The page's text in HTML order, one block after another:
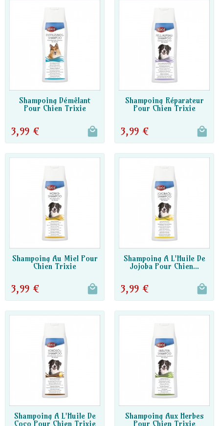
DISPO PARTENAIRE
Shampoing Démêlant
Pour Chien Trixie
3,99 €
DISPO PARTENAIRE
Shampoing Réparateur
Pour Chien Trixie
3,99 €
DISPO PARTENAIRE
Shampoing Au Miel Pour
Chien Trixie
3,99 €
DISPO PARTENAIRE
Shampoing A L'Huile De
Jojoba Pour Chien...
3,99 €
DISPO PARTENAIRE
Shampoing A L'Huile De
Coco Pour Chien Trixie
DISPO PARTENAIRE
Shampoing Aux Herbes
Pour Chien Trixie